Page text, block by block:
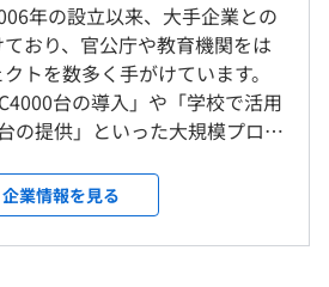
ス部（ES部）SIグループ：11名
業（東京都内）
ワークをおこなう場所を含む）
する事項
喫煙場所あり）
を保証するものではありません）
時間）
の間で60分（就業場所による）
〜20時間／月
年の設立以来、大手企業との
おり、官公庁や教育機関をは
トを数多く手がけています。
台の導入」や「学校で活用
の提供」といった大規模プロジ
した。 さらに、大手メーカー
富な人脈を生かし、今後も新
ます。 今回の募集で
企業情報を見る